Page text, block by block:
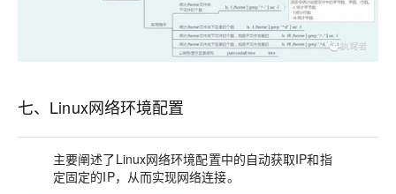
七、Linux网络环境配置
主要阐述了Linux网络环境配置中的自动获取IP和指
定固定的IP，从而实现网络连接。